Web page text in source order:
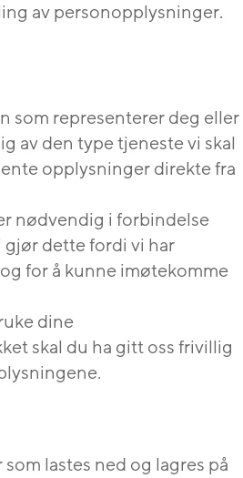
av personopplysninger.
som representerer deg eller
av den type tjeneste vi skal
opplysninger direkte fra
nødvendig i forbindelse
gjør dette fordi vi har
for å kunne imøtekomme
dine
skal du ha gitt oss frivillig
lastes ned og lagres på